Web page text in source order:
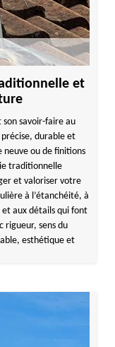
et
son savoir-faire au
précise, durable et
neuve ou de finitions
traditionnelle
et valoriser votre
à l’étanchéité, à
et aux détails qui font
rigueur, sens du
esthétique et